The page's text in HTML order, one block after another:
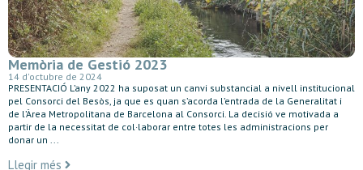
Memòria de Gestió 2023
14 d'octubre de 2024
PRESENTACIÓ L’any 2022 ha suposat un canvi substancial a nivell institucional
pel Consorci del Besòs, ja que es quan s’acorda l’entrada de la Generalitat i
de l’Àrea Metropolitana de Barcelona al Consorci. La decisió ve motivada a
partir de la necessitat de col·laborar entre totes les administracions per
donar un ...
Llegir més